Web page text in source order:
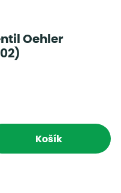
Oehler
Košík